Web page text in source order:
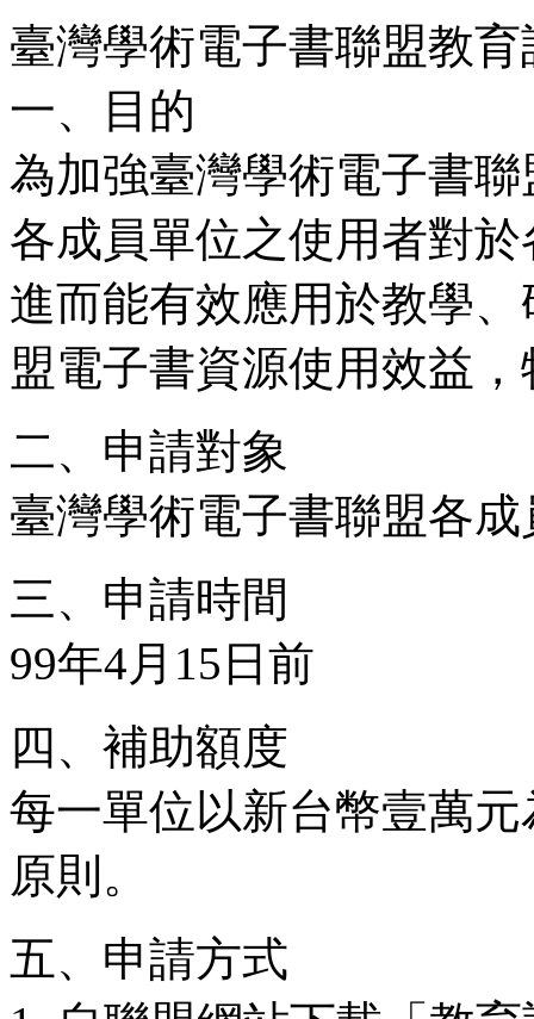
臺灣學術電子書聯盟教
一、目的
為加強臺灣學術電子書
各成員單位之使用者對
進而能有效應用於教學
盟電子書資源使用效益
二、申請對象
臺灣學術電子書聯盟各成
三、申請時間
99年4月15日前
四、補助額度
每一單位以新台幣壹萬
原則。
五、申請方式